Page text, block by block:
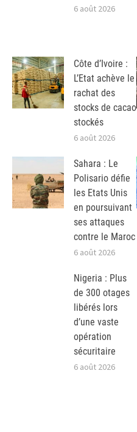
6 août 2026
Côte d’Ivoire :
L’Etat achève le
rachat des
stocks de cacao
stockés
6 août 2026
Sahara : Le
Polisario défie
les Etats Unis
en poursuivant
ses attaques
contre le Maroc
6 août 2026
Nigeria : Plus
de 300 otages
libérés lors
d’une vaste
opération
sécuritaire
6 août 2026